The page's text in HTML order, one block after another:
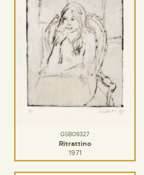
GSB09327
Ritrattino
1971